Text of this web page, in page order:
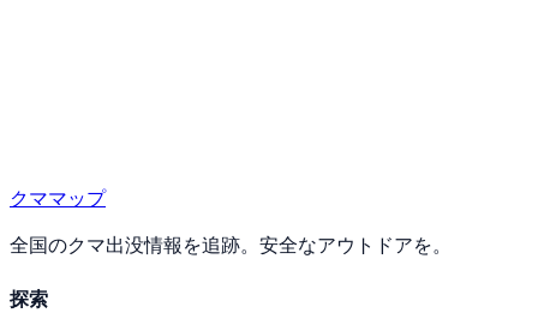
クママップ
全国のクマ出没情報を追跡。安全なアウトドアを。
探索